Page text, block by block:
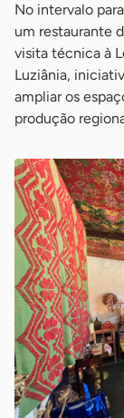
No intervalo
um restaurante
visita técnica à
Luziânia,
ampliar os
produção